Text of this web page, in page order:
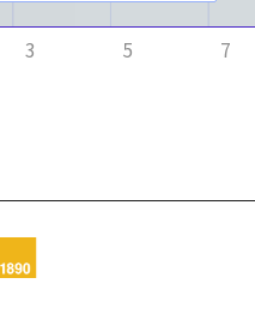
3 5 7